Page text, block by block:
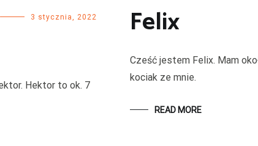
3 stycznia, 2022
Hektor to ok. 7
Felix
Cześć jestem Felix. Mam
kociak ze mnie.
READ MORE